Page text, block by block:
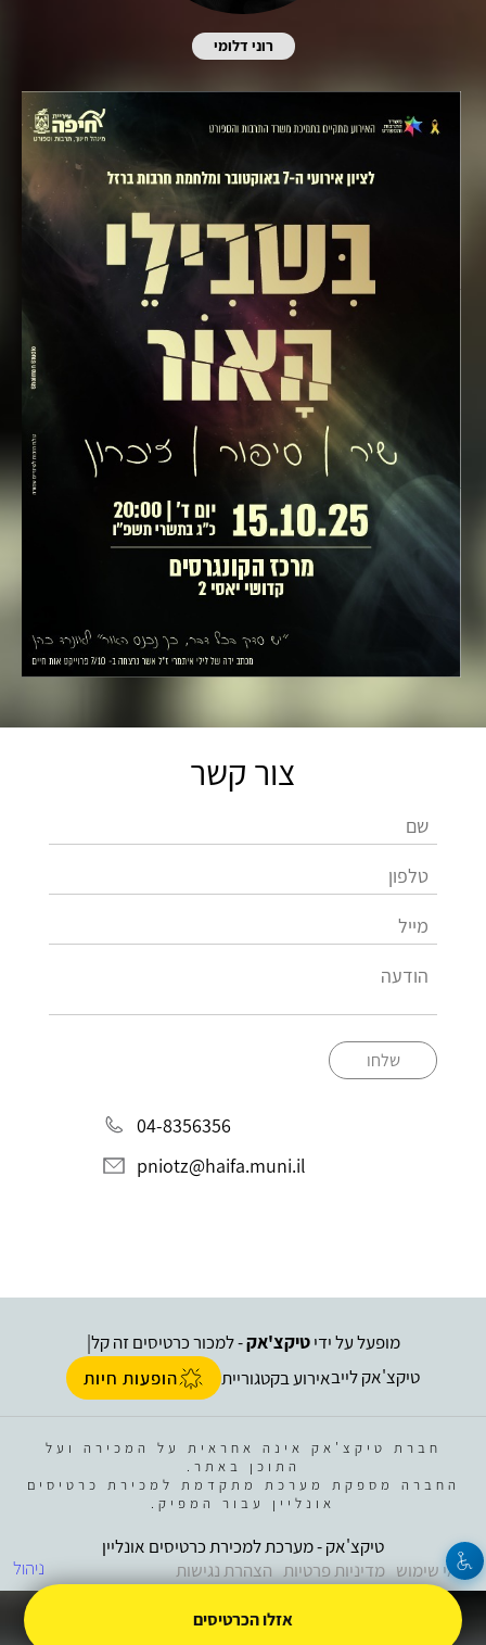
רוני דלומי
צור קשר
שלחו
04-8356356
pniotz@haifa.muni.il
מופעל על ידיטיקצ'אק- למכור כרטיסים זה קל|
טיקצ'אק לייבאירוע בקטגוריית הופעות חיות
חברת טיקצ'אק אינה אחראית על המכירה ועל
התוכן באתר.
החברה מספקת מערכת מתקדמת למכירת כרטיסים
אונליין עבור המפיק.
ניהול
טיקצ'אק - מערכת למכירת כרטיסים אונליין
תנאי שימוש מדיניות פרטיות הצהרת נגישות
אזלו הכרטיסים